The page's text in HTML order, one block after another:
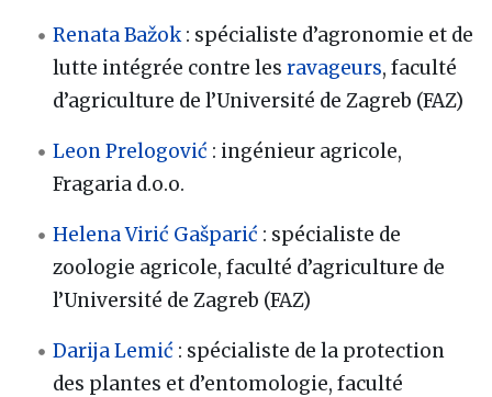
Renata Bažok: spécialiste d’agronomie et de
lutte intégrée contre lesravageurs, faculté
d’agriculture de l’Université de Zagreb (FAZ)
Leon Prelogović : ingénieur agricole,
Fragaria d.o.o.
Helena Virić Gašparić : spécialiste de
zoologie agricole, faculté d’agriculture de
l’Université de Zagreb (FAZ)
Darija Lemić : spécialiste de la protection
des plantes et d’entomologie, faculté